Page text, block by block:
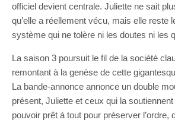
officiel devient centrale. Juliette ne sait
qu’elle a réellement vécu, mais elle reste
système qui ne tolère ni les doutes ni les
La saison 3 poursuit le fil de la société
remontant à la genèse de cette
La bande-annonce annonce un double
présent, Juliette et ceux qui la
pouvoir prêt à tout pour préserver l’ordre,